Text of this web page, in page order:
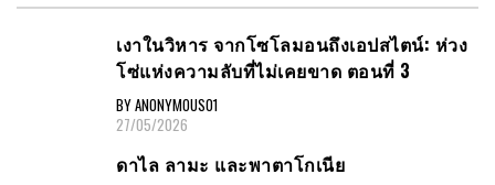
เงาในวิหาร จากโซโลมอนถึงเอปสไตน์: ห่วง
โซ่แห่งความลับที่ไม่เคยขาด ตอนที่ 3
BY ANONYMOUS01
27/05/2026
ดาไล ลามะ และพาตาโกเนีย